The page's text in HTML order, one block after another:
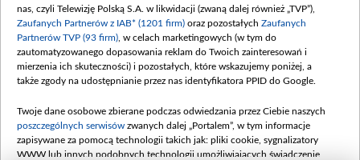
O fundacji
Statut
Moje zgody
Potrzebuję pomocy
Wpłać online
Polityka prywatności
nas, czyli Telewizję Polską S.A. w likwidacji (zwaną dalej również „TVP”),
Zaufanych Partnerów z IAB* (1201 firm) oraz pozostałych Zaufanych
Partnerów TVP (93 firm) , w celach marketingowych (w tym do
zautomatyzowanego dopasowania reklam do Twoich zainteresowań i
mierzenia ich skuteczności) i pozostałych, które wskazujemy poniżej, a
także zgody na udostępnianie przez nas identyfikatora PPID do Google.
Twoje dane osobowe zbierane podczas odwiedzania przez Ciebie naszych
poszczególnych serwisów zwanych dalej „Portalem”, w tym informacje
zapisywane za pomocą technologii takich jak: pliki cookie, sygnalizatory
WWW lub innych podobnych technologii umożliwiających świadczenie